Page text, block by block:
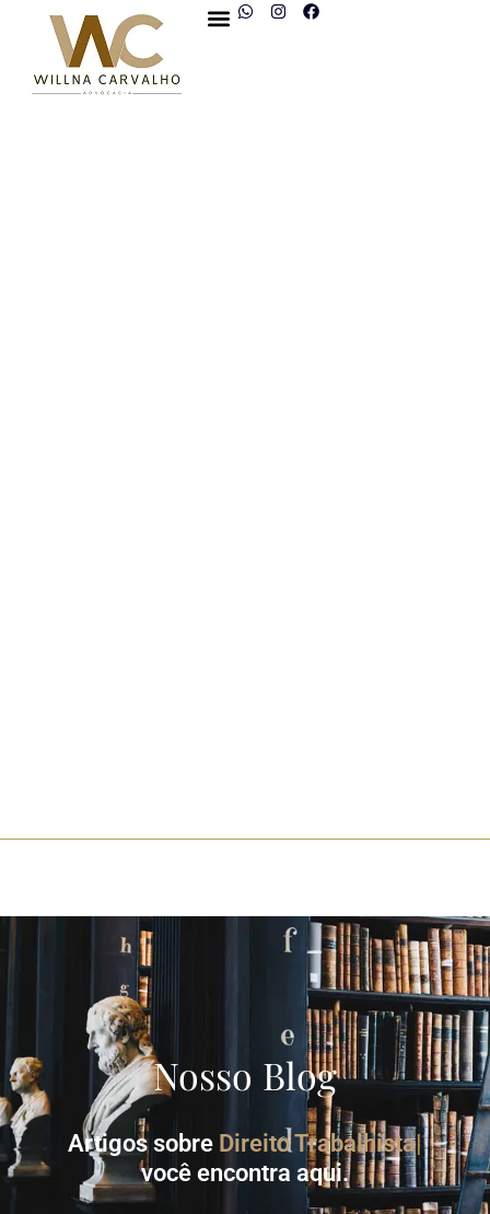
Nosso Blog
Artigos sobre Direito Trabalhista
você encontra aqui.